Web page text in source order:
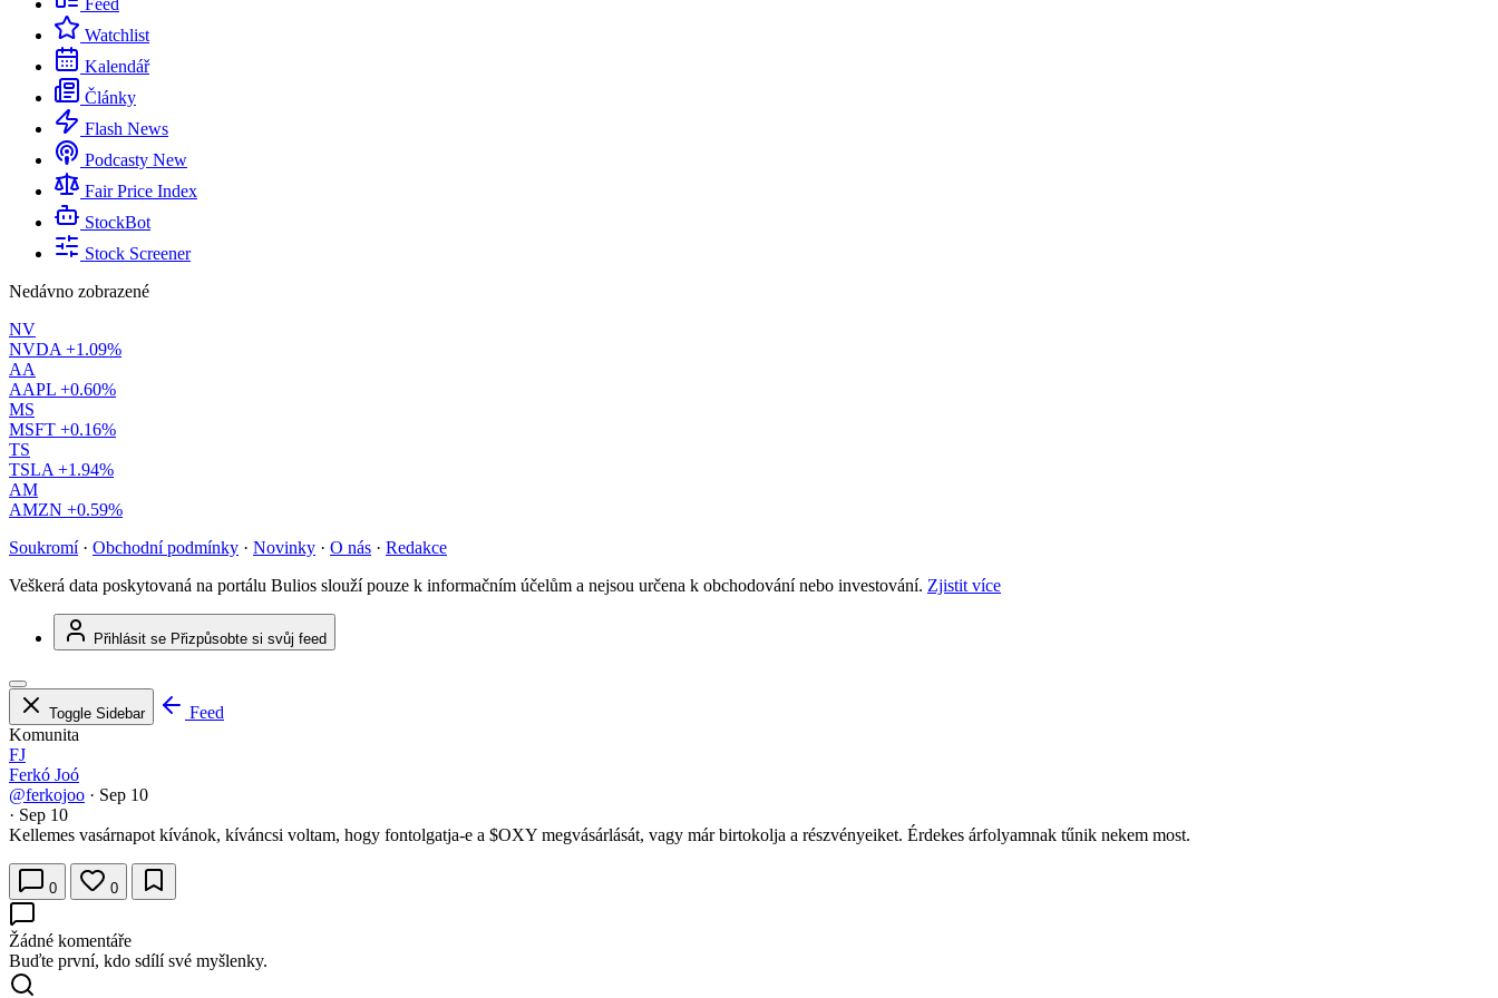
Feed
Watchlist
Kalendář
Články
Flash News
Podcasty New
Fair Price Index
StockBot
Stock Screener
Nedávno zobrazené
NV
NVDA +1.09%
AA
AAPL +0.60%
MS
MSFT +0.16%
TS
TSLA +1.94%
AM
AMZN +0.59%
Soukromí · Obchodní podmínky · Novinky · O nás · Redakce
Veškerá data poskytovaná na portálu Bulios slouží pouze k informačním účelům a nejsou určena k obchodování nebo investování. Zjistit více
Přihlásit se Přizpůsobte si svůj feed
Toggle Sidebar
Feed
Komunita
FJ
Ferkó Joó
@ferkojoo · Sep 10
· Sep 10
Kellemes vasárnapot kívánok, kíváncsi voltam, hogy fontolgatja-e a $OXY megvásárlását, vagy már birtokolja a részvényeiket. Érdekes árfolyamnak tűnik nekem most.
0 0
Žádné komentáře
Buďte první, kdo sdílí své myšlenky.